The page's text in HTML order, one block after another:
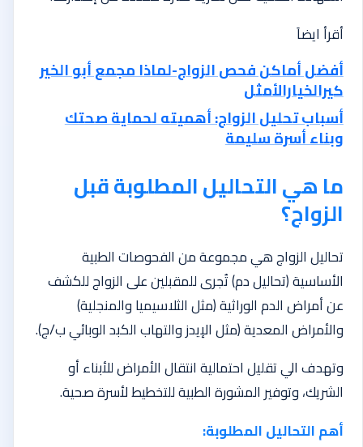
أقرأ ايضاَ
أفضل أماكن فحص الزواج-لماذا مجمع أبو الخير
كيرالخيارالأمثل
أسباب تحليل الزواج: أهميته لحماية صحتك
وبناء أسرة سليمة
ما هي التحاليل المطلوبة قبل
الزواج؟
تحاليل الزواج هي مجموعة من الفحوصات الطبية
الأساسية (تحاليل دم) تُجرى للمقبلين على الزواج للكشف
عن أمراض الدم الوراثية (مثل الثلاسيميا والمنجلية)
والأمراض المعدية (مثل الإيدز والتهاب الكبد الوبائي ب/ج).
وتهدف الي تقليل احتمالية انتقال الأمراض للأبناء أو
الشريك، وتوفير المشورة الطبية للتخطيط لأسرة صحية.
أهم التحاليل المطلوبة: